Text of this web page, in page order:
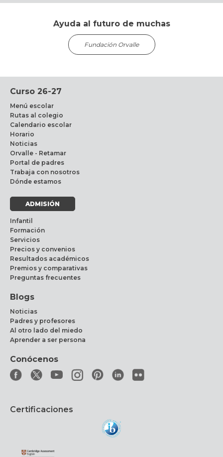
Ayuda al futuro de muchas
Fundación Orvalle
Curso 26-27
Menú escolar
Rutas al colegio
Calendario escolar
Horario
Noticias
Orvalle - Retamar
Portal de padres
Trabaja con nosotros
Dónde estamos
ADMISIÓN
Infantil
Formación
Servicios
Precios y convenios
Resultados académicos
Premios y comparativas
Preguntas frecuentes
Blogs
Noticias
Padres y profesores
Al otro lado del miedo
Aprender a ser persona
Conócenos
Certificaciones